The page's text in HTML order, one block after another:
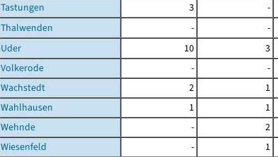
Tastungen
3 -
Thalwenden
- -
Uder
10 3
Volkerode
- -
Wachstedt
2 1
Wahlhausen
1 1
Wehnde
- 2
Wiesenfeld
- 1